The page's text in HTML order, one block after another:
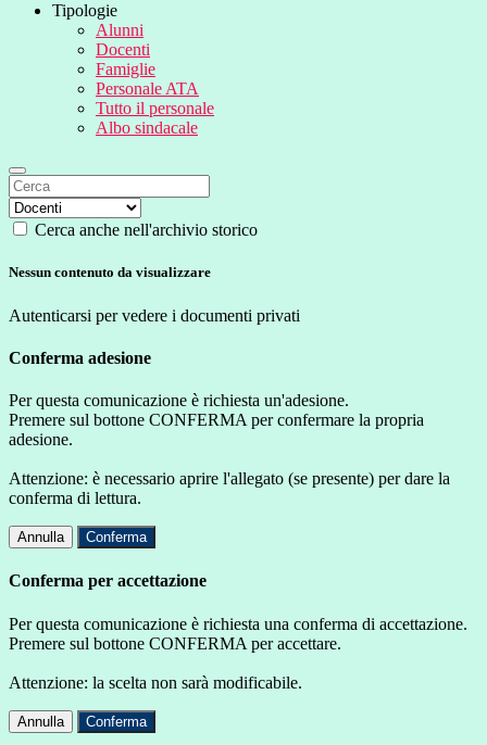
Tipologie
Alunni
Docenti
Famiglie
Personale ATA
Tutto il personale
Albo sindacale
Cerca anche nell'archivio storico
Nessun contenuto da visualizzare
Autenticarsi per vedere i documenti privati
Conferma adesione
Per questa comunicazione è richiesta un'adesione.
Premere sul bottone CONFERMA per confermare la propria
adesione.
Attenzione: è necessario aprire l'allegato (se presente) per dare la
conferma di lettura.
Annulla Conferma
Conferma per accettazione
Per questa comunicazione è richiesta una conferma di accettazione.
Premere sul bottone CONFERMA per accettare.
Attenzione: la scelta non sarà modificabile.
Annulla Conferma